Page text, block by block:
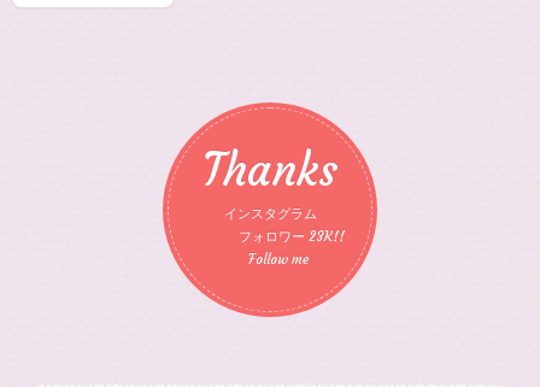
Thanks
インスタグラム
フォロワー 23K!!
Follow me